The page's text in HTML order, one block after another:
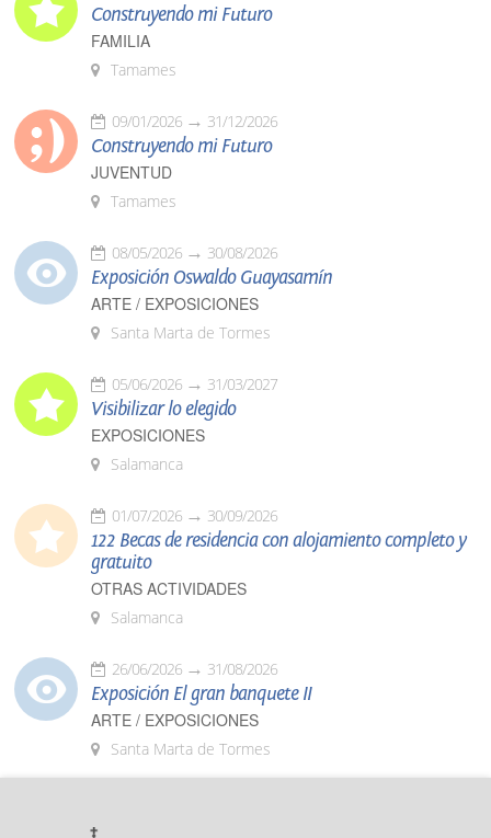
Construyendo mi Futuro
FAMILIA
Tamames
09/01/2026 31/12/2026
Construyendo mi Futuro
JUVENTUD
Tamames
08/05/2026 30/08/2026
Exposición Oswaldo Guayasamín
ARTE / EXPOSICIONES
Santa Marta de Tormes
05/06/2026 31/03/2027
Visibilizar lo elegido
EXPOSICIONES
Salamanca
01/07/2026 30/09/2026
122 Becas de residencia con alojamiento completo y
gratuito
OTRAS ACTIVIDADES
Salamanca
26/06/2026 31/08/2026
Exposición El gran banquete II
ARTE / EXPOSICIONES
Santa Marta de Tormes